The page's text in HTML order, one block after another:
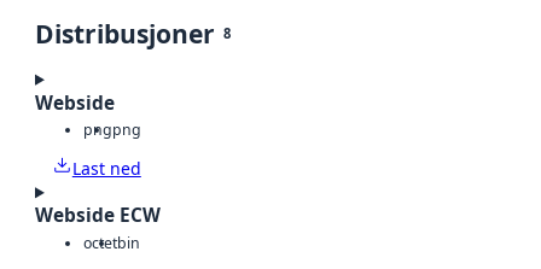
Distribusjoner 8
Webside
pngpng
Last ned
Webside ECW
octetbin